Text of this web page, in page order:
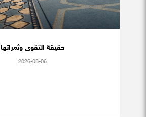
حقيقة التقوى وثمراتها
2026-08-06